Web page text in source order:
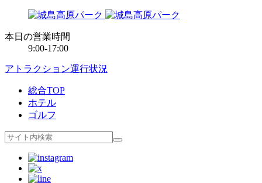
本日の営業時間
9:00-17:00
アトラクション運行状況
総合TOP
ホテル
ゴルフ